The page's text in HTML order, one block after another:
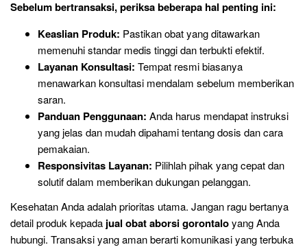
Sebelum bertransaksi, periksa beberapa hal penting ini:
Keaslian Produk: Pastikan obat yang ditawarkan
memenuhi standar medis tinggi dan terbukti efektif.
Layanan Konsultasi: Tempat resmi biasanya
menawarkan konsultasi mendalam sebelum memberikan
saran.
Panduan Penggunaan: Anda harus mendapat instruksi
yang jelas dan mudah dipahami tentang dosis dan cara
pemakaian.
Responsivitas Layanan: Pilihlah pihak yang cepat dan
solutif dalam memberikan dukungan pelanggan.
Kesehatan Anda adalah prioritas utama. Jangan ragu bertanya
detail produk kepada jual obat aborsi gorontaloyang Anda
hubungi. Transaksi yang aman berarti komunikasi yang terbuka